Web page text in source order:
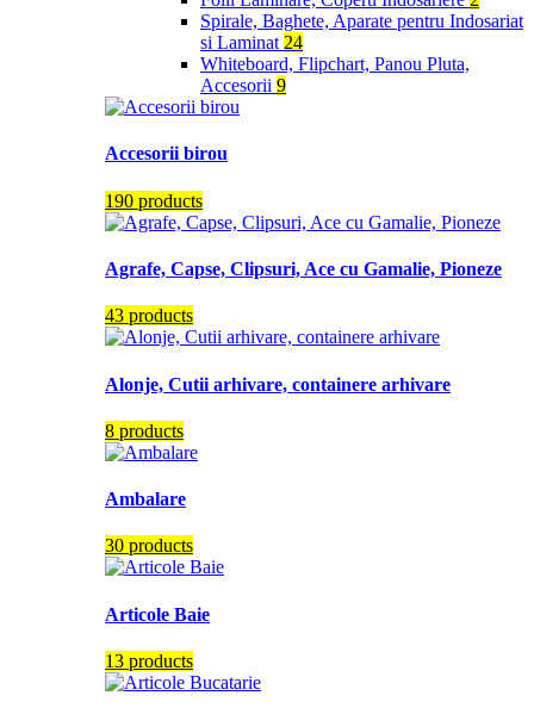
Spirale, Baghete, Aparate pentru Indosariat
si Laminat 24
Whiteboard, Flipchart, Panou Pluta,
Accesorii 9
Accesorii birou
190 products
Agrafe, Capse, Clipsuri, Ace cu Gamalie, Pioneze
43 products
Alonje, Cutii arhivare, containere arhivare
8 products
Ambalare
30 products
Articole Baie
13 products